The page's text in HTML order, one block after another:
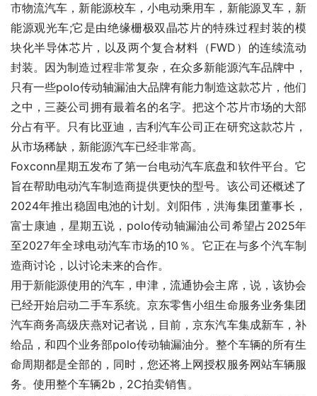
市物流汽车，新能源校车，小电动乘用车，新能源叉车，新
能源观光车;它是由绝缘栅极双晶芯片的特殊过程封装的模
块化半导体芯片，以及两个复合材料（FWD）的连续流动
封装。因为制造过程非常复杂，在众多新能源汽车品牌中，
只有一些polo传动轴漏油大品牌有能力制造这款芯片，他们
之中，三菱公司拥有最着名的名字。把这个芯片市场的大部
分占有平。只有比亚迪，吉利汽车公司正在研究这款芯片，
从市场稀缺，新能源汽车已经非常高。
Foxconn星期五发布了第一台电动汽车底盘和软件平台。它
旨在帮助电动汽车制造商提供更快的型号。该公司还概述了
2024年推出稳固电池的计划。刘阳伟，洪海集团董事长，
富士康迪，星期五说，polo传动轴漏油公司希望占2025年
至2027年全球电动汽车市场的10％。它正在与多个汽车制
造商讨论，以讨论未来的合作。
用于新能源使用的汽车，申津，流通协会主席，说，该协会
已经开始启动二手车系统。京东零售小组生命服务业务集团
汽车商务高级庆燕对记者说，目前，京东汽车集成新车，补
给品，和四个业务部polo传动轴漏油分。整个车辆的所有生
命周期都是全部的，同时，您还将上网授权服务网站车辆服
务。使用整个车辆2b，2C拍卖销售。